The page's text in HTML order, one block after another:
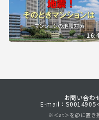
お問い合わ
E-mail：
※＜at＞を@に置き